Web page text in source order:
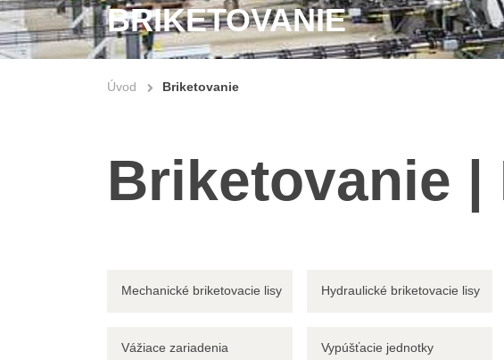
BRIKETOVANIE
Úvod Briketovanie
Briketovanie |
Mechanické briketovacie lisy Hydraulické briketovacie lisy
Vážiace zariadenia Vypúšťacie jednotky